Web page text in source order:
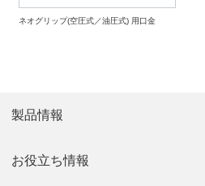
ネオグリップ(空圧式／油圧式) 用口金
製品情報
お役立ち情報